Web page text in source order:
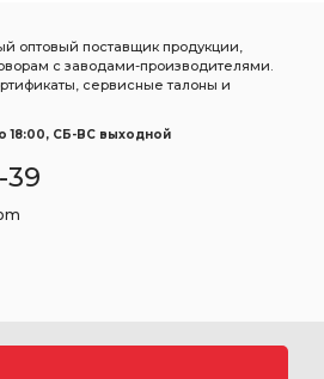
оптовый поставщик продукции,
с заводами-производителями.
сервисные талоны и
18:00, СБ-ВС выходной
39